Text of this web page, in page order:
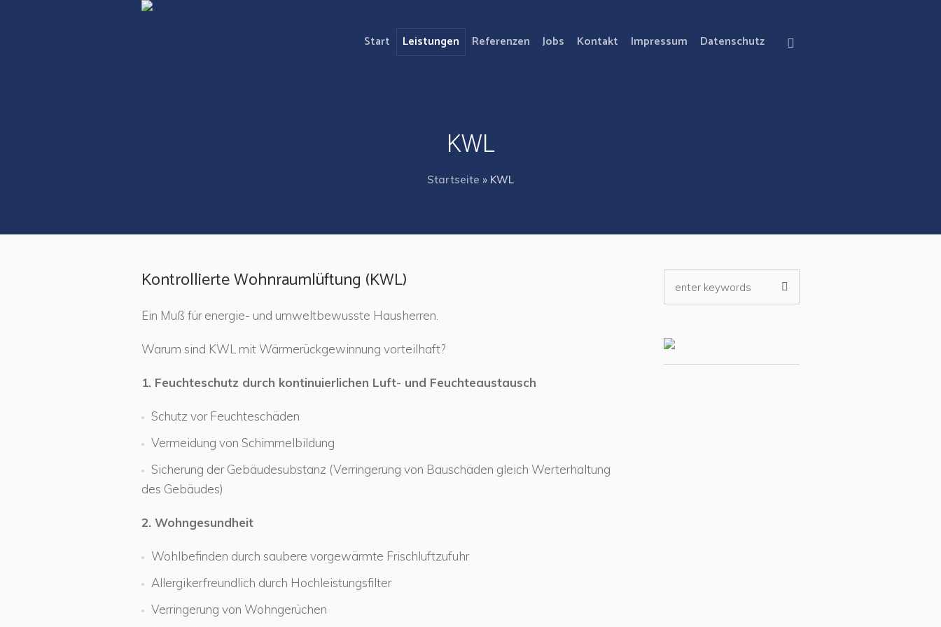
Start Leistungen Referenzen Jobs Kontakt Impressum Datenschutz
KWL
Startseite » KWL
Kontrollierte Wohnraumlüftung (KWL)
Ein Muß für energie- und umweltbewusste Hausherren.
Warum sind KWL mit Wärmerückgewinnung vorteilhaft?
1. Feuchteschutz durch kontinuierlichen Luft- und Feuchteaustausch
Schutz vor Feuchteschäden
Vermeidung von Schimmelbildung
Sicherung der Gebäudesubstanz (Verringerung von Bauschäden gleich Werterhaltung
des Gebäudes)
2. Wohngesundheit
Wohlbefinden durch saubere vorgewärmte Frischluftzufuhr
Allergikerfreundlich durch Hochleistungsfilter
Verringerung von Wohngerüchen